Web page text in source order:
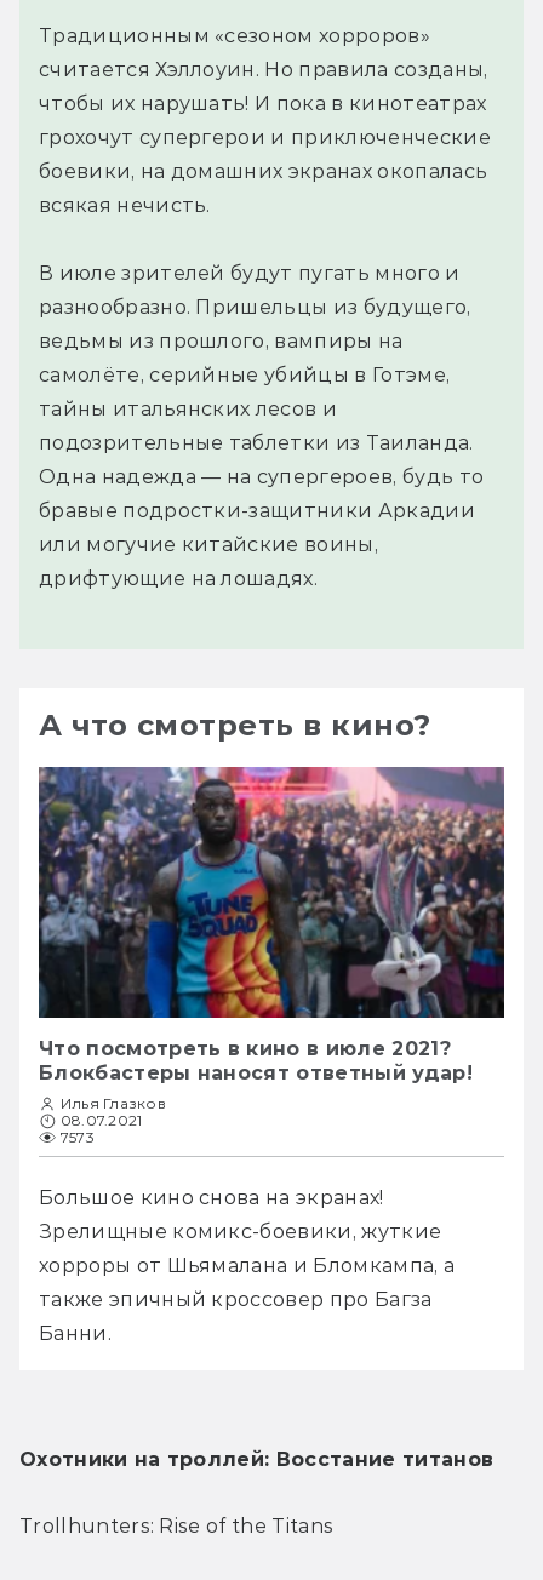
Традиционным «сезоном хорроров»
считается Хэллоуин. Но правила созданы,
чтобы их нарушать! И пока в кинотеатрах
грохочут супергерои и приключенческие
боевики, на домашних экранах окопалась
всякая нечисть.
В июле зрителей будут пугать много и
разнообразно. Пришельцы из будущего,
ведьмы из прошлого, вампиры на
самолёте, серийные убийцы в Готэме,
тайны итальянских лесов и
подозрительные таблетки из Таиланда.
Одна надежда — на супергероев, будь то
бравые подростки-защитники Аркадии
или могучие китайские воины,
дрифтующие на лошадях.
А что смотреть в кино?
Что посмотреть в кино в июле 2021?
Блокбастеры наносят ответный удар!
Илья Глазков
08.07.2021
7573
Большое кино снова на экранах!
Зрелищные комикс-боевики, жуткие
хорроры от Шьямалана и Бломкампа, а
также эпичный кроссовер про Багза
Банни.
Охотники на троллей: Восстание титанов
Trollhunters: Rise of the Titans